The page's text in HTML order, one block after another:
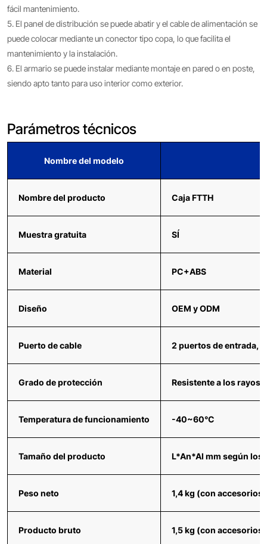
fácil mantenimiento.
5. El panel de distribución se puede abatir y el cable de alimentación se
puede colocar mediante un conector tipo copa, lo que facilita el
mantenimiento y la instalación.
6. El armario se puede instalar mediante montaje en pared o en poste,
siendo apto tanto para uso interior como exterior.
Parámetros técnicos
Nombre del modelo
Nombre del producto Caja FTTH
Muestra gratuita SÍ
Material PC+ABS
Diseño OEM y ODM
Puerto de cable 2 puertos de entrada,
Grado de protección Resistente a los rayos
Temperatura de funcionamiento -40~60°C
Tamaño del producto L*An*Al mm según
Peso neto 1,4 kg (con accesorios)
Producto bruto 1,5 kg (con accesorios)